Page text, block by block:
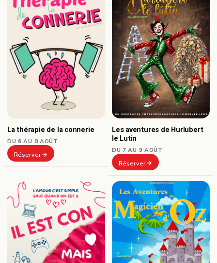
La thérapie de la connerie
DU 6 AU 8 AOÛT
Réserver
Les aventures de Hurlubert
le Lutin
DU 7 AU 9 AOÛT
Réserver